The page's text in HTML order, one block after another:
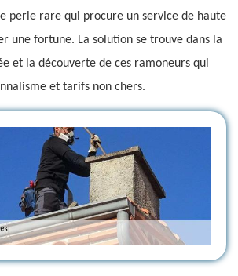
perle rare qui procure un service de haute
une fortune. La solution se trouve dans la
et la découverte de ces ramoneurs qui
et tarifs non chers.